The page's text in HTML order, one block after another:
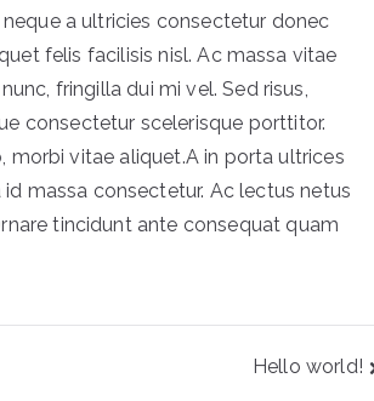
a ultricies consectetur donec
felis facilisis nisl. Ac massa vitae
fringilla dui mi vel. Sed risus,
consectetur scelerisque porttitor.
morbi vitae aliquet.A in porta ultrices
massa consectetur. Ac lectus netus
tincidunt ante consequat quam
Hello world!